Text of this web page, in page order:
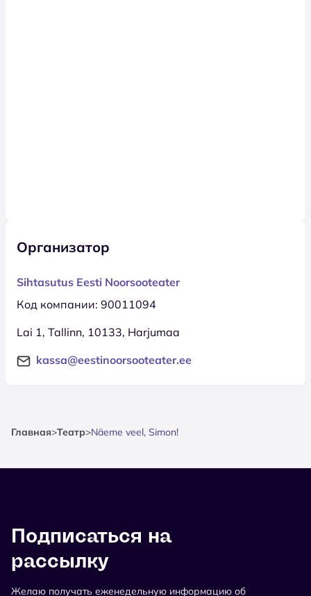
Организатор
Sihtasutus Eesti Noorsooteater
Код компании: 90011094
Lai 1, Tallinn, 10133, Harjumaa
kassa@eestinoorsooteater.ee
Главная>Театр>Näeme veel, Simon!
Подписаться на
рассылку
Желаю получать еженедельную информацию об